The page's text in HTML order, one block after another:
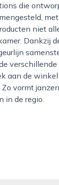
die
niet
Dankzij
aan de
vormt
in de regio.